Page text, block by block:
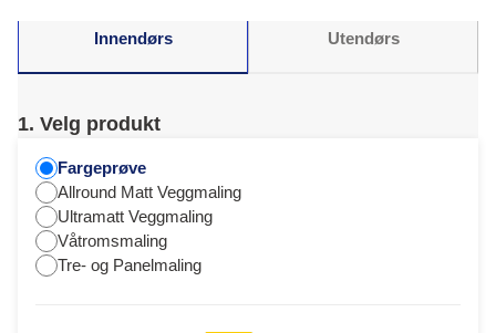
Innendørs Utendørs
1. Velg produkt
Fargeprøve
Allround Matt Veggmaling
Ultramatt Veggmaling
Våtromsmaling
Tre- og Panelmaling